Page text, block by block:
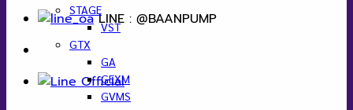
LINE : @BAANPUMP
STAGE
VST
GTX
GA
GEXM
GVMS